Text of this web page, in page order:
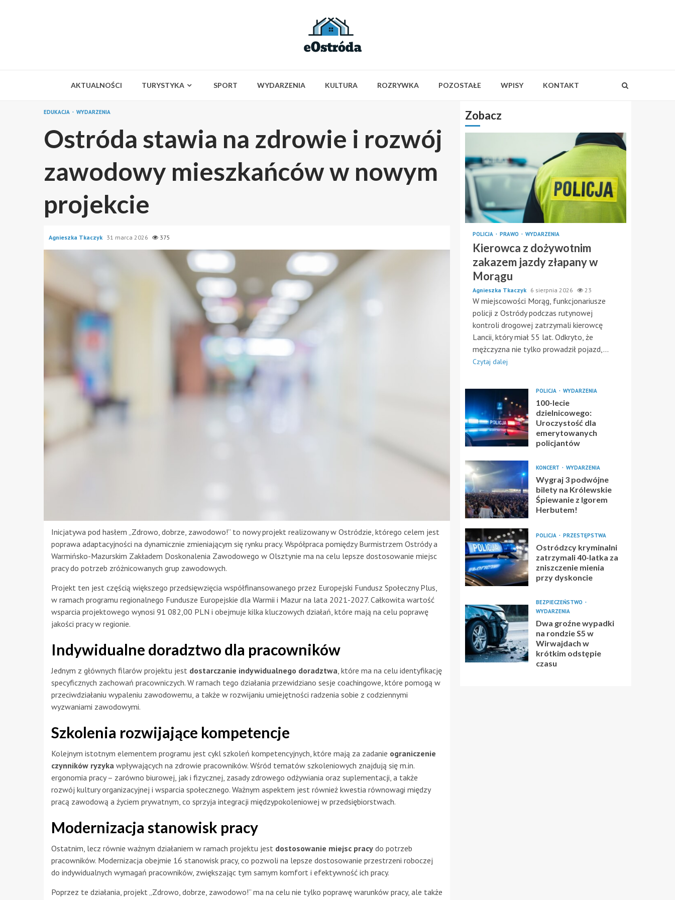
AKTUALNOŚCI TURYSTYKA SPORT WYDARZENIA KULTURA ROZRYWKA POZOSTAŁE WPISY KONTAKT
EDUKACJA WYDARZENIA
Ostróda stawia na zdrowie i rozwój
zawodowy mieszkańców w nowym
projekcie
Agnieszka Tkaczyk 31 marca 2026 375
Inicjatywa pod hasłem „Zdrowo, dobrze, zawodowo!” to nowy projekt realizowany w Ostródzie, którego celem jest
poprawa adaptacyjności na dynamicznie zmieniającym się rynku pracy. Współpraca pomiędzy Burmistrzem Ostródy a
Warmińsko-Mazurskim Zakładem Doskonalenia Zawodowego w Olsztynie ma na celu lepsze dostosowanie miejsc
pracy do potrzeb zróżnicowanych grup zawodowych.
Projekt ten jest częścią większego przedsięwzięcia współfinansowanego przez Europejski Fundusz Społeczny Plus,
w ramach programu regionalnego Fundusze Europejskie dla Warmii i Mazur na lata 2021-2027. Całkowita wartość
wsparcia projektowego wynosi 91 082,00 PLN i obejmuje kilka kluczowych działań, które mają na celu poprawę
jakości pracy w regionie.
Indywidualne doradztwo dla pracowników
Jednym z głównych filarów projektu jest dostarczanie indywidualnego doradztwa , które ma na celu identyfikację
specyficznych zachowań pracowniczych. W ramach tego działania przewidziano sesje coachingowe, które pomogą w
przeciwdziałaniu wypaleniu zawodowemu, a także w rozwijaniu umiejętności radzenia sobie z codziennymi
wyzwaniami zawodowymi.
Szkolenia rozwijające kompetencje
Kolejnym istotnym elementem programu jest cykl szkoleń kompetencyjnych, które mają za zadanie ograniczenie
czynników ryzyka wpływających na zdrowie pracowników. Wśród tematów szkoleniowych znajdują się m.in.
ergonomia pracy – zarówno biurowej, jak i fizycznej, zasady zdrowego odżywiania oraz suplementacji, a także
rozwój kultury organizacyjnej i wsparcia społecznego. Ważnym aspektem jest również kwestia równowagi między
pracą zawodową a życiem prywatnym, co sprzyja integracji międzypokoleniowej w przedsiębiorstwach.
Modernizacja stanowisk pracy
Ostatnim, lecz równie ważnym działaniem w ramach projektu jest dostosowanie miejsc pracy do potrzeb
pracowników. Modernizacja obejmie 16 stanowisk pracy, co pozwoli na lepsze dostosowanie przestrzeni roboczej
do indywidualnych wymagań pracowników, zwiększając tym samym komfort i efektywność ich pracy.
Poprzez te działania, projekt „Zdrowo, dobrze, zawodowo!” ma na celu nie tylko poprawę warunków pracy, ale także
Zobacz
POLICJA PRAWO WYDARZENIA
Kierowca z dożywotnim
zakazem jazdy złapany w
Morągu
Agnieszka Tkaczyk 6 sierpnia 2026 23
W miejscowości Morąg, funkcjonariusze
policji z Ostródy podczas rutynowej
kontroli drogowej zatrzymali kierowcę
Lancii, który miał 55 lat. Odkryto, że
mężczyzna nie tylko prowadził pojazd,...
Czytaj dalej
POLICJA WYDARZENIA
100-lecie
dzielnicowego:
Uroczystość dla
emerytowanych
policjantów
KONCERT WYDARZENIA
Wygraj 3 podwójne
bilety na Królewskie
Śpiewanie z Igorem
Herbutem!
POLICJA PRZESTĘPSTWA
Ostródzcy kryminalni
zatrzymali 40-latka za
zniszczenie mienia
przy dyskoncie
BEZPIECZEŃSTWO
WYDARZENIA
Dwa groźne wypadki
na rondzie S5 w
Wirwajdach w
krótkim odstępie
czasu